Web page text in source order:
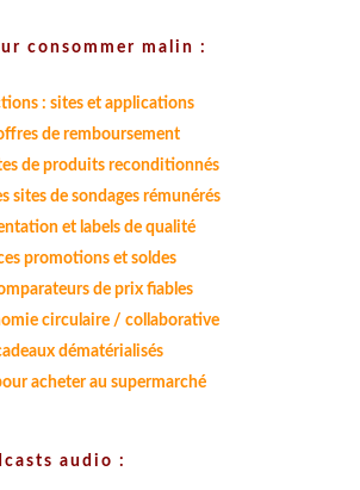
consommer malin :
: sites et applications
de remboursement
de produits reconditionnés
sites de sondages rémunérés
et labels de qualité
promotions et soldes
de prix fiables
circulaire / collaborative
dématérialisés
acheter au supermarché
audio :